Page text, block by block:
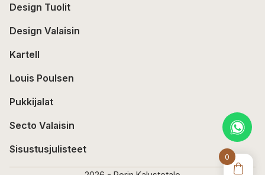
0
Design Tuolit
Design Valaisin
Kartell
Louis Poulsen
Pukkijalat
Secto Valaisin
Sisustusjulisteet